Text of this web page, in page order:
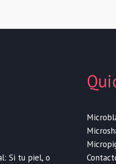
Si tu piel, o